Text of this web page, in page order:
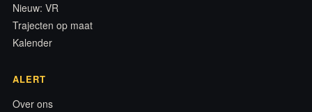
Nieuw: VR
Trajecten op maat
Kalender
ALERT
Over ons